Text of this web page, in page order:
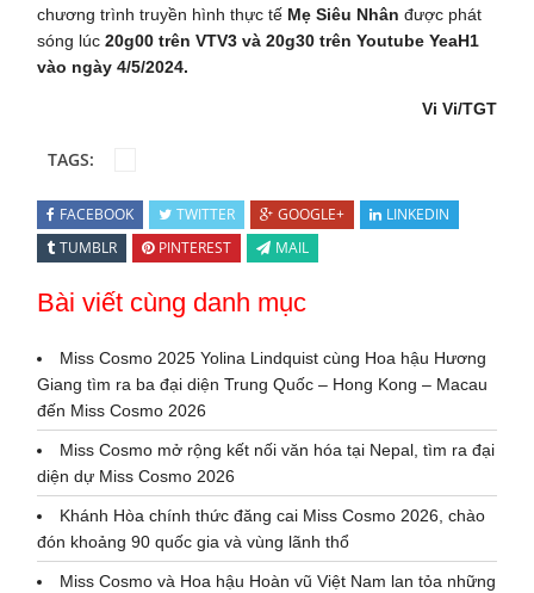
chương trình truyền hình thực tế Mẹ Siêu Nhân được phát
sóng lúc20g00 trên VTV3 và 20g30 trên Youtube YeaH1
vào ngày 4/5/2024.
Vi Vi/TGT
TAGS:
FACEBOOK TWITTER GOOGLE+
LINKEDIN
TUMBLR
PINTEREST MAIL
Bài viết cùng danh mục
Miss Cosmo 2025 Yolina Lindquist cùng Hoa hậu Hương
Giang tìm ra ba đại diện Trung Quốc – Hong Kong – Macau
đến Miss Cosmo 2026
Miss Cosmo mở rộng kết nối văn hóa tại Nepal, tìm ra đại
diện dự Miss Cosmo 2026
Khánh Hòa chính thức đăng cai Miss Cosmo 2026, chào
đón khoảng 90 quốc gia và vùng lãnh thổ
Miss Cosmo và Hoa hậu Hoàn vũ Việt Nam lan tỏa những